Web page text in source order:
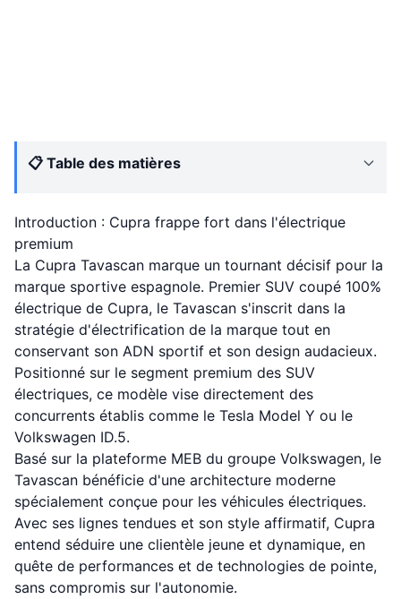
📋 Table des matières
Introduction : Cupra frappe fort dans l'électrique
premium
La Cupra Tavascan marque un tournant décisif pour la
marque sportive espagnole. Premier SUV coupé 100%
électrique de Cupra, le Tavascan s'inscrit dans la
stratégie d'électrification de la marque tout en
conservant son ADN sportif et son design audacieux.
Positionné sur le segment premium des SUV
électriques, ce modèle vise directement des
concurrents établis comme le Tesla Model Y ou le
Volkswagen ID.5.
Basé sur la plateforme MEB du groupe Volkswagen, le
Tavascan bénéficie d'une architecture moderne
spécialement conçue pour les véhicules électriques.
Avec ses lignes tendues et son style affirmatif, Cupra
entend séduire une clientèle jeune et dynamique, en
quête de performances et de technologies de pointe,
sans compromis sur l'autonomie.